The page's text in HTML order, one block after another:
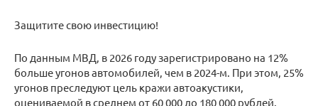
Защитите свою инвестицию!
По данным МВД, в 2026 году зарегистрировано на 12%
больше угонов автомобилей, чем в 2024-м. При этом, 25%
угонов преследуют цель кражи автоакустики,
оцениваемой в среднем от 60 000 до 180 000 рублей.